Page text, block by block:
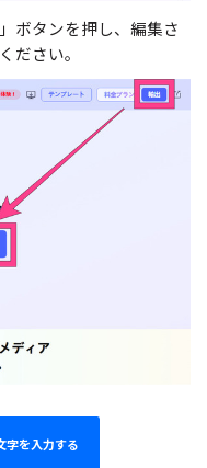
ボタンを押し、編集さ
ださい。
字を入力する